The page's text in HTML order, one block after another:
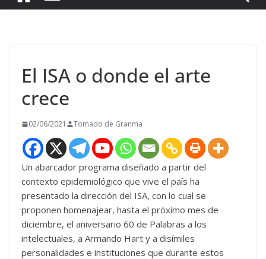
El ISA o donde el arte
crece
02/06/2021 Tomado de Granma
Un abarcador programa diseñado a partir del
contexto epidemiológico que vive el país ha
presentado la dirección del ISA, con lo cual se
proponen homenajear, hasta el próximo mes de
diciembre, el aniversario 60 de Palabras a los
intelectuales, a Armando Hart y a disímiles
personalidades e instituciones que durante estos